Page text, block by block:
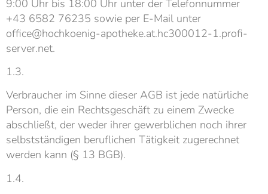
9:00 Uhr bis 18:00 Uhr unter der Telefonnummer
+43 6582 76235 sowie per E-Mail unter
office@hochkoenig-apotheke.at.hc300012-1.profi-
server.net.
1.3.
Verbraucher im Sinne dieser AGB ist jede natürliche
Person, die ein Rechtsgeschäft zu einem Zwecke
abschließt, der weder ihrer gewerblichen noch ihrer
selbstständigen beruflichen Tätigkeit zugerechnet
werden kann (§ 13 BGB).
1.4.